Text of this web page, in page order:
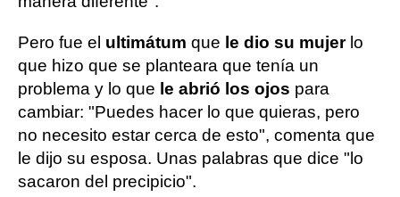
Pero fue el ultimátum que le dio su mujer lo
que hizo que se planteara que tenía un
problema y lo que le abrió los ojos para
cambiar: "Puedes hacer lo que quieras, pero
no necesito estar cerca de esto", comenta que
le dijo su esposa. Unas palabras que dice "lo
sacaron del precipicio".